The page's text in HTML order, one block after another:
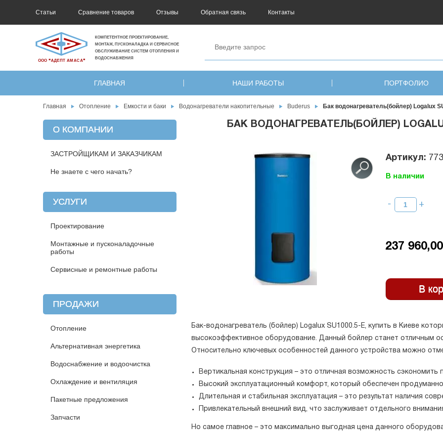
Статьи Сравнение товаров Отзывы Обратная связь Контакты
ООО ❝АДЕПТ АМАСА❞
КОМПЕТЕНТНОЕ ПРОЕКТИРОВАНИЕ,
МОНТАЖ, ПУСКОНАЛАДКА И СЕРВИСНОЕ
ОБСЛУЖИВАНИЕ СИСТЕМ ОТОПЛЕНИЯ И
ВОДОСНАБЖЕНИЯ
ГЛАВНАЯ НАШИ РАБОТЫ ПОРТФОЛИО
Главная Отопление Емкости и баки Водонагреватели накопительные Buderus Бак водонагреватель(бойлер) Logalux
БАК ВОДОНАГРЕВАТЕЛЬ(БОЙЛЕР)
Артикул:
237
В наличии
Бак-водонагреватель (бойлер) Logalux SU1000.5-E, купить в Киеве
высокоэффективное оборудование. Данный бойлер станет отличным
Относительно ключевых особенностей данного устройства можно
Вертикальная конструкция – это отличная возможность
Высокий эксплуатационный комфорт, который обеспечен
Длительная и стабильная эксплуатация – это результат наличия
Привлекательный внешний вид, что заслуживает отдельного
Но самое главное – это максимально выгодная цена данного
О КОМПАНИИ
ЗАСТРОЙЩИКАМ И ЗАКАЗЧИКАМ
Не знаете с чего начать?
УСЛУГИ
Проектирование
Монтажные и пусконаладочные
работы
Сервисные и ремонтные работы
ПРОДАЖИ
Отопление
Альтернативная энергетика
Водоснабжение и водоочистка
Охлаждение и вентиляция
Пакетные предложения
Запчасти